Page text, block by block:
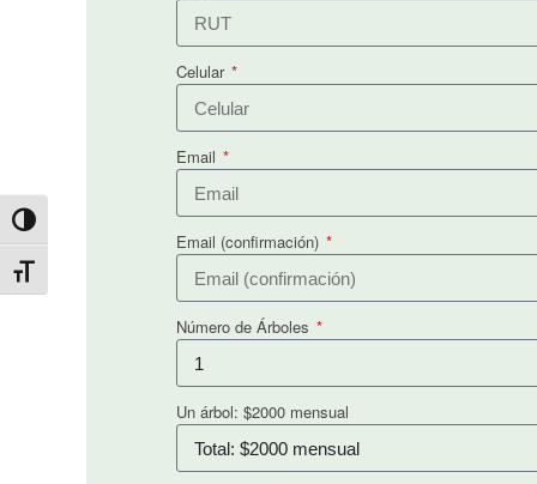
Toggle High Contrast
Toggle Font size
Celular
Email
Email (confirmación)
Número de Árboles
Un árbol: $2000 mensual